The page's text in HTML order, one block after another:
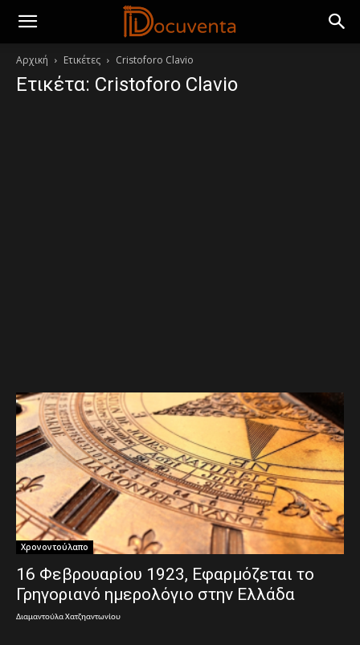
Αρχική Ετικέτες Cristoforo Clavio
Ετικέτα: Cristoforo Clavio
Χρονοντούλαπο
16 Φεβρουαρίου 1923, Εφαρμόζεται το
Γρηγοριανό ημερολόγιο στην Ελλάδα
Διαμαντούλα Χατζηαντωνίου